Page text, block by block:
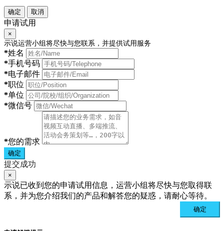
确定 取消
申请试用
×
示说运营小组将尽快与您联系，并提供试用服务
*姓名
*手机号码
*电子邮件
*职位
*单位
*微信号
*您的需求
确定
提交成功
×
示说已收到您的申请试用信息，运营小组将尽快与您取得联
系，并为您介绍我们的产品和解答您的疑惑，请耐心等待。
确定